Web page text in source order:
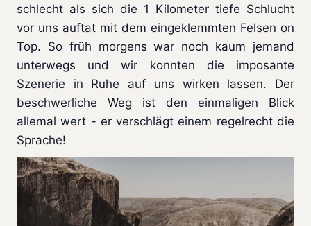
schlecht als sich die 1 Kilometer tiefe Schlucht
vor uns auftat mit dem eingeklemmten Felsen on
Top. So früh morgens war noch kaum jemand
unterwegs und wir konnten die imposante
Szenerie in Ruhe auf uns wirken lassen. Der
beschwerliche Weg ist den einmaligen Blick
allemal wert - er verschlägt einem regelrecht die
Sprache!